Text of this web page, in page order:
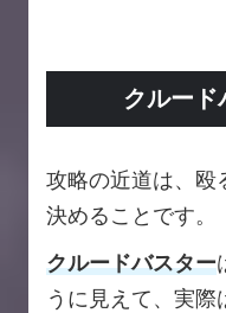
クルード
攻略の近道は、殴
決めることです。
クルードバスター
うに見えて、実際